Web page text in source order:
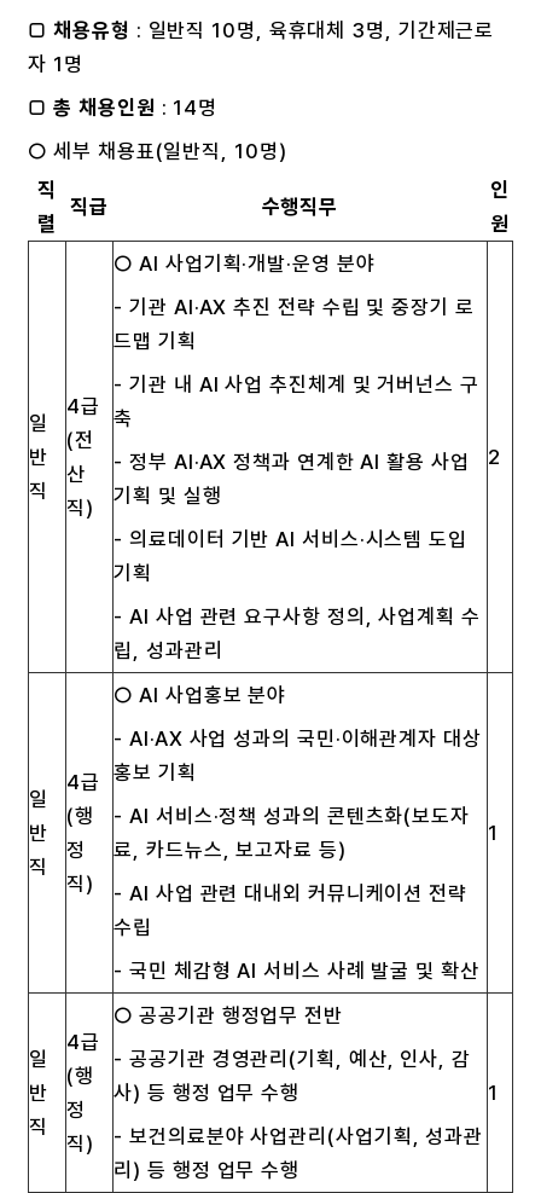
□채용유형 : 일반직 10명, 육휴대체 3명, 기간제근로
자 1명
□총 채용인원 : 14명
○ 세부 채용표(일반직, 10명)
직
렬
직급 수행직무
인
원
일
반
직
4급
(전
산
직)
○ AI 사업기획·개발·운영 분야
- 기관 AI·AX 추진 전략 수립 및 중장기 로
드맵 기획
- 기관 내 AI 사업 추진체계 및 거버넌스 구
축
- 정부 AI·AX 정책과 연계한 AI 활용 사업
기획 및 실행
- 의료데이터 기반 AI 서비스·시스템 도입
기획
- AI 사업 관련 요구사항 정의, 사업계획 수
립, 성과관리
2
일
반
직
4급
(행
정
직)
○ AI 사업홍보 분야
- AI·AX 사업 성과의 국민·이해관계자 대상
홍보 기획
- AI 서비스·정책 성과의 콘텐츠화(보도자
료, 카드뉴스, 보고자료 등)
- AI 사업 관련 대내외 커뮤니케이션 전략
수립
- 국민 체감형 AI 서비스 사례 발굴 및 확산
1
일
반
직
4급
(행
정
직)
○ 공공기관 행정업무 전반
- 공공기관 경영관리(기획, 예산, 인사, 감
사) 등 행정 업무 수행
- 보건의료분야 사업관리(사업기획, 성과관
리) 등 행정 업무 수행
1